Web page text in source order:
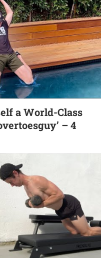
a World-Class
– 4